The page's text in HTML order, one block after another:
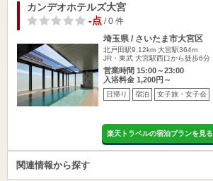
カンデオホテルズ大宮
-点/ 0 件
埼玉県 / さいたま市大宮区
北戸田駅9.12km 大宮駅364m
JR・東武 大宮駅西口から徒歩6分
営業時間 15:00～23:00
入浴料金 1,200円～
日帰り 宿泊 女子旅・女子会
楽天トラベルの宿泊プランを見る
関連情報から探す